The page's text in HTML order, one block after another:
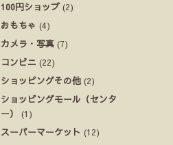
100円ショップ (2)
おもちゃ (4)
カメラ・写真 (7)
コンビニ (22)
ショッピングその他 (2)
ショッピングモール（センタ
ー）
(1)
スーパーマーケット (12)